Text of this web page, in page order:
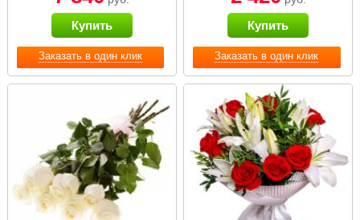
Заказать в один клик
Купить
Заказать в один клик
Купить